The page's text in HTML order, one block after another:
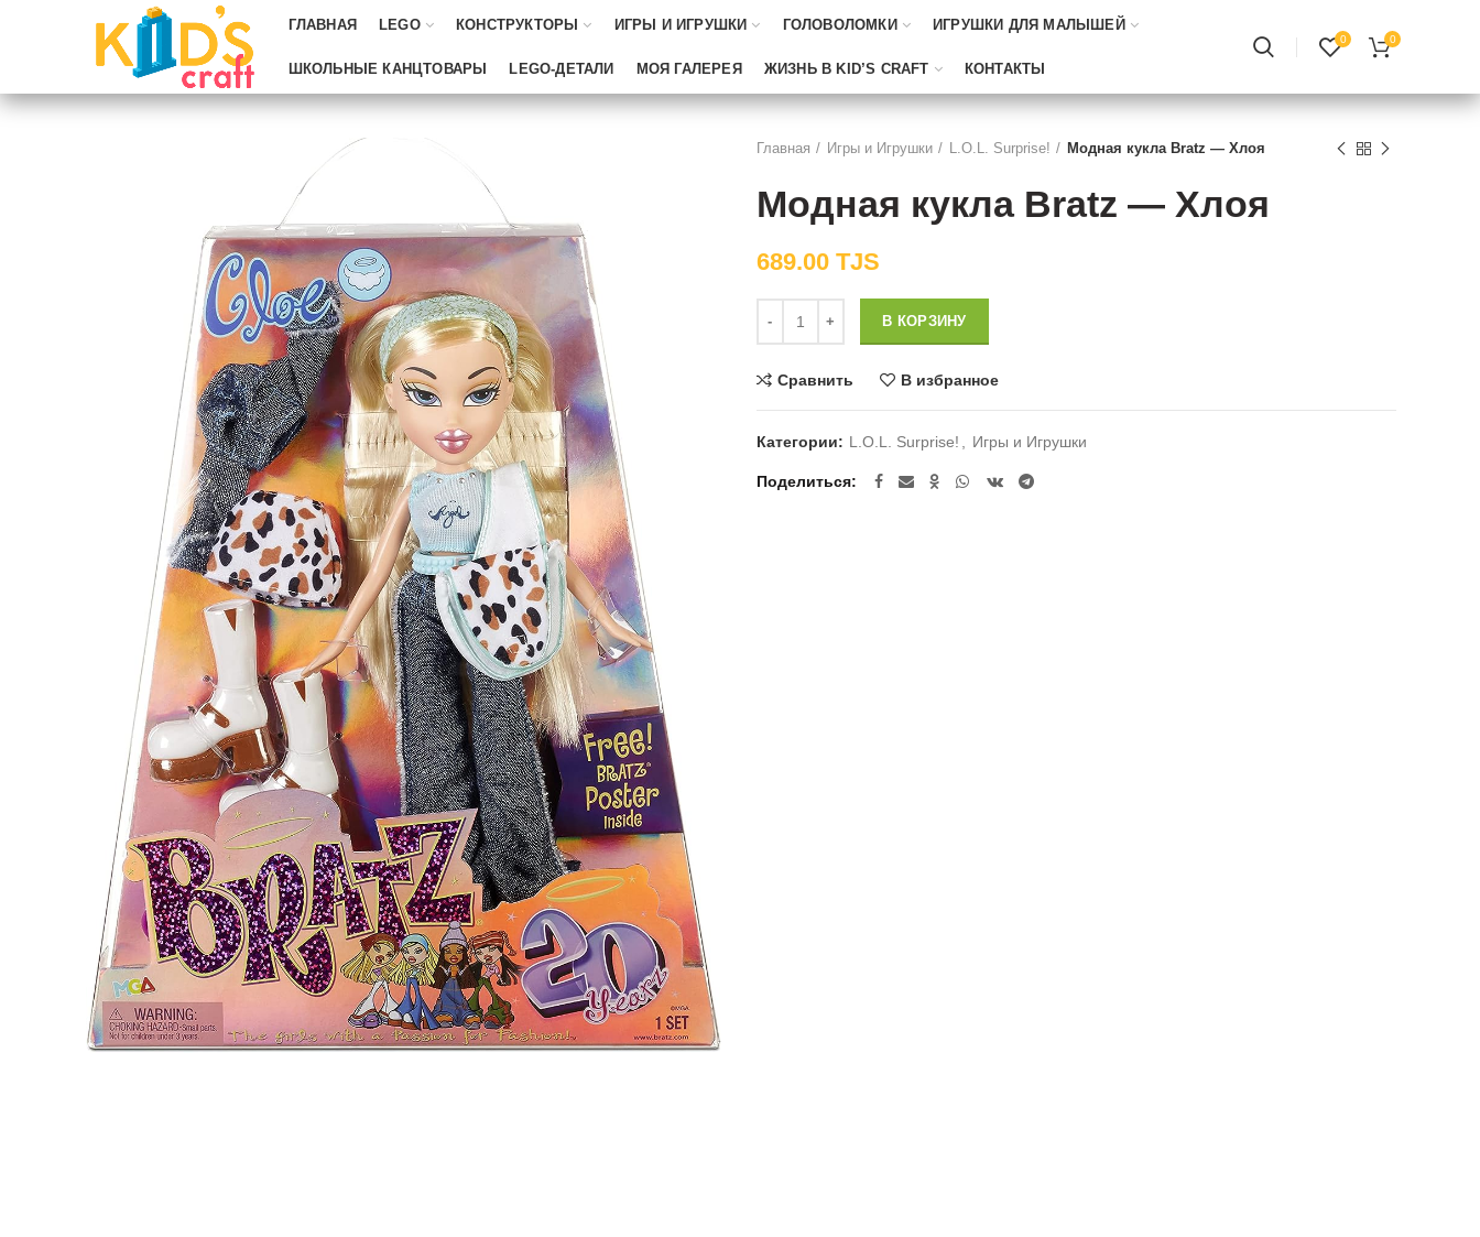
ГЛАВНАЯ LEGO КОНСТРУКТОРЫ ИГРЫ И ИГРУШКИ ГОЛОВОЛОМКИ ИГРУШКИ ДЛЯ МАЛЫШЕЙ
ШКОЛЬНЫЕ КАНЦТОВАРЫ LEGO-ДЕТАЛИ МОЯ ГАЛЕРЕЯ ЖИЗНЬ В KID’S CRAFT КОНТАКТЫ
0 0
Главная Игры и Игрушки L.O.L. Surprise! Модная кукла Bratz — Хлоя
Модная кукла Bratz — Хлоя
689.00 TJS
В КОРЗИНУ
Сравнить В избранное
Категории: L.O.L. Surprise! Игры и Игрушки
Поделиться